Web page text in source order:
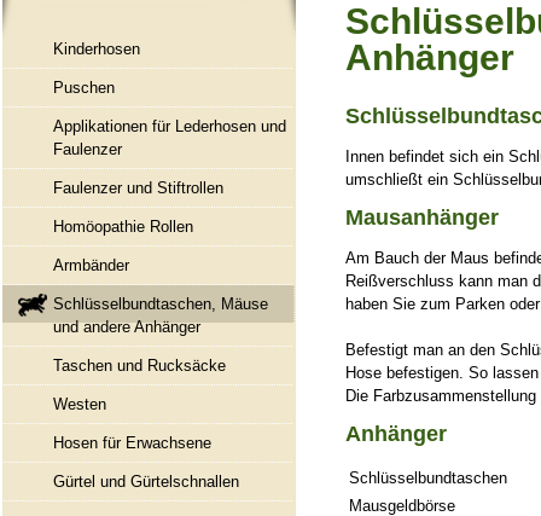
Anhänger
Innen befindet sich ein
umschließt ein
Mausanhänger
Am Bauch der Maus
Reißverschluss kann man
haben Sie zum Parken
Befestigt man an den
Hose befestigen. So
Die
Anhänger
Schlüsselbundtaschen
Mausgeldbörse
Kinderhosen
Puschen
Applikationen für Lederhosen und
Faulenzer
Faulenzer und Stiftrollen
Homöopathie Rollen
Armbänder
Schlüsselbundtaschen, Mäuse
und andere Anhänger
Taschen und Rucksäcke
Westen
Hosen für Erwachsene
Gürtel und Gürtelschnallen